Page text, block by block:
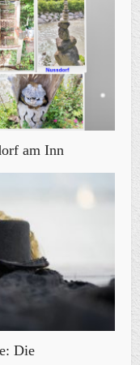
am Inn
Die